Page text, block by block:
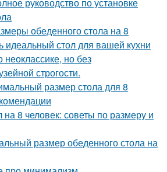
обеденного стола на 8
идеальный стол для вашей кухни
неоклассике, но без
строгости.
размер стола для 8
на 8 человек: советы по размеру и
размер обеденного стола на